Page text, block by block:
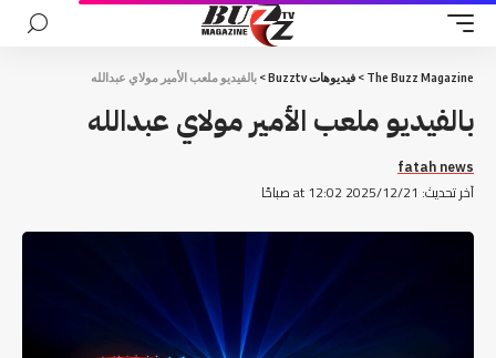
The Buzz Magazine
> فيديوهات Buzztv > بالفيديو ملعب الأمير مولاي عبدالله
بالفيديو ملعب الأمير مولاي عبدالله
آخر تحديث: 2025/12/21 at 12:02 صباحًا
fatah news